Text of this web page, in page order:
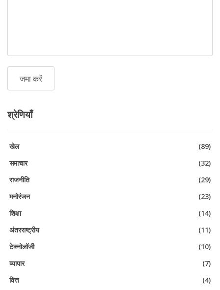
श्रेणियाँ
खेल
(89)
समाचार
(32)
राजनीति
(29)
मनोरंजन
(23)
शिक्षा
(14)
अंतरराष्ट्रीय
(11)
टेक्नोलॉजी
(10)
व्यापार
(7)
वित्त
(4)